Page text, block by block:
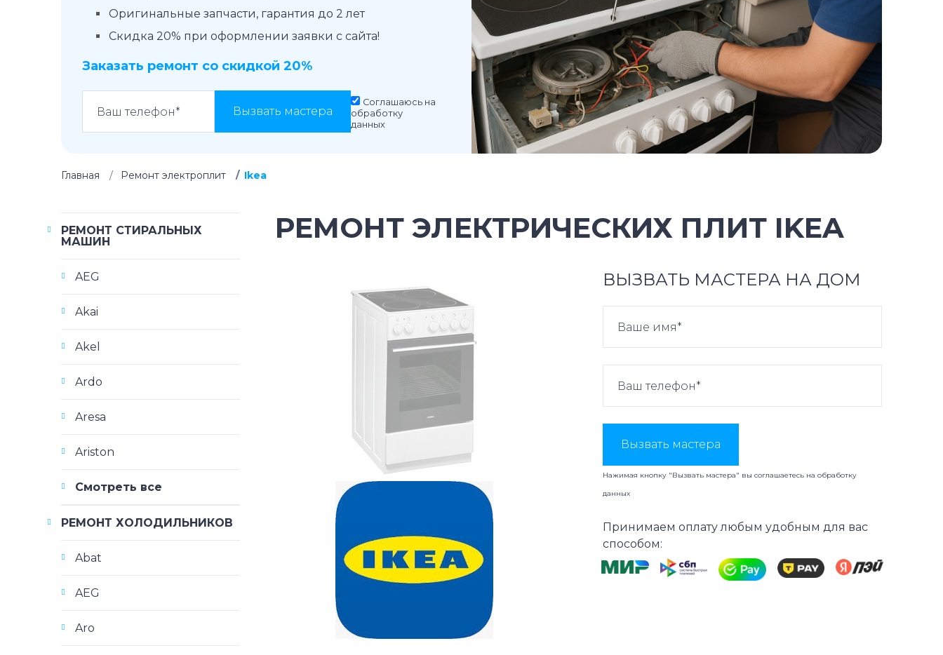
Оригинальные запчасти, гарантия до 2 лет
Скидка 20% при оформлении заявки с сайта!
Заказать ремонт со скидкой 20%
Вызвать мастера
Соглашаюсь на
обработку
данных
Главная Ремонт электроплит Ikea
РЕМОНТ ЭЛЕКТРИЧЕСКИХ ПЛИТ IKEA
ВЫЗВАТЬ МАСТЕРА НА ДОМ
Вызвать мастера
Нажимая кнопку "Вызвать мастера" вы соглашаетесь наобработку
данных
Принимаем оплату любым удобным для вас
способом:
РЕМОНТ СТИРАЛЬНЫХ
МАШИН
AEG
Akai
Akel
Ardo
Aresa
Ariston
Смотреть все
РЕМОНТ ХОЛОДИЛЬНИКОВ
Abat
AEG
Aro